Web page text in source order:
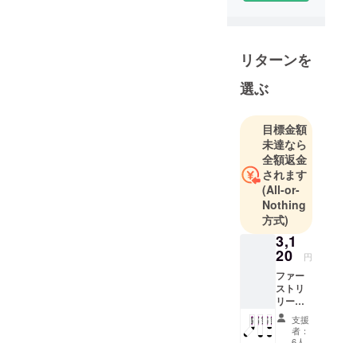
います！
Instagram
@mvsvto
@_utryk_
リターンを
選ぶ
目標金額
未達なら
全額返金
されます
(All-or-
Nothing
方式)
3,1
20 円
ファー
ストリ
リース
のソッ
クス。
「Kaza
支援
者：